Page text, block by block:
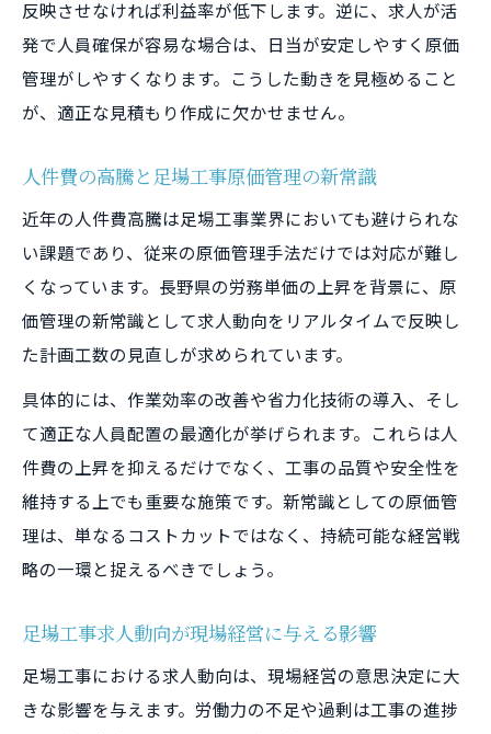
反映させなければ利益率が低下します。逆に、求人が活
発で人員確保が容易な場合は、日当が安定しやすく原価
管理がしやすくなります。こうした動きを見極めること
が、適正な見積もり作成に欠かせません。
人件費の高騰と足場工事原価管理の新常識
近年の人件費高騰は足場工事業界においても避けられな
い課題であり、従来の原価管理手法だけでは対応が難し
くなっています。長野県の労務単価の上昇を背景に、原
価管理の新常識として求人動向をリアルタイムで反映し
た計画工数の見直しが求められています。
具体的には、作業効率の改善や省力化技術の導入、そし
て適正な人員配置の最適化が挙げられます。これらは人
件費の上昇を抑えるだけでなく、工事の品質や安全性を
維持する上でも重要な施策です。新常識としての原価管
理は、単なるコストカットではなく、持続可能な経営戦
略の一環と捉えるべきでしょう。
足場工事求人動向が現場経営に与える影響
足場工事における求人動向は、現場経営の意思決定に大
きな影響を与えます。労働力の不足や過剰は工事の進捗